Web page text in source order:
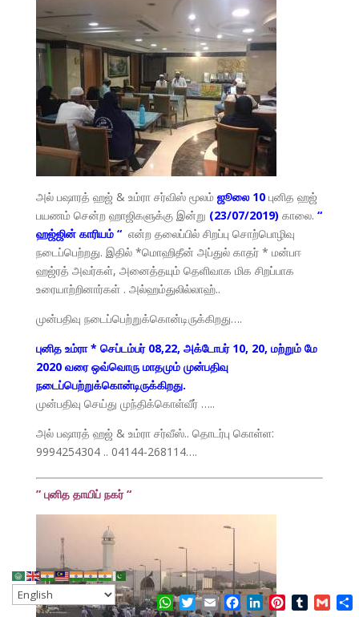
அல் பஷாரத் ஹஜ் & உம்ரா சர்விஸ் மூலம் ஜூலை 10புனித ஹஜ்
பயணம் சென்ற ஹாஜிகளுக்கு இன்று (23/07/2019) காலை. “
ஹஜ்ஜின் காரியம் “என்ற தலைப்பில் சிறப்பு சொற்பொழிவு
நடைப்பெற்றது. இதில் *மொஹிதீன் அப்துல் காதர் * மன்பஈ
ஹஜ்ரத் அவர்கள், அனைத்தயும் தெளிவாக மிக சிறப்பாக
உரையாற்றினார்கள் . அல்ஹம்துலில்லாஹ்..
முன்பதிவு நடைப்பெற்றுக்கொன்டிருக்கிறது….
புனித உம்ரா * செப்டம்பர் 08,22, அக்டோபர் 10, 20, மற்றும் மே
2020 வரை ஒவ்வொரு மாதமும் முன்பதிவு
நடைப்பெற்றுக்கொன்டிருக்கிறது.
முன்பதிவு செய்து முந்திக்கொள்வீர் …..
அல் பஷாரத் ஹஜ் & உம்ரா சர்வீஸ்.. தொடர்பு கொள்ள:
9994254304 .. 04144-268114….
” புனித தாயிப் நகர் “
WhatsApp
TwitterEmailFacebook
LinkedInPinterestTumblrGmail